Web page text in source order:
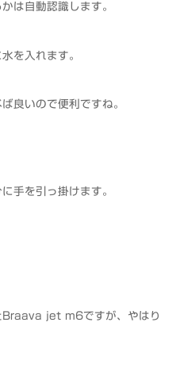
は自動認識します。
を入れます。
良いので便利ですね。
手を引っ掛けます。
Braava jet m6ですが、やはり